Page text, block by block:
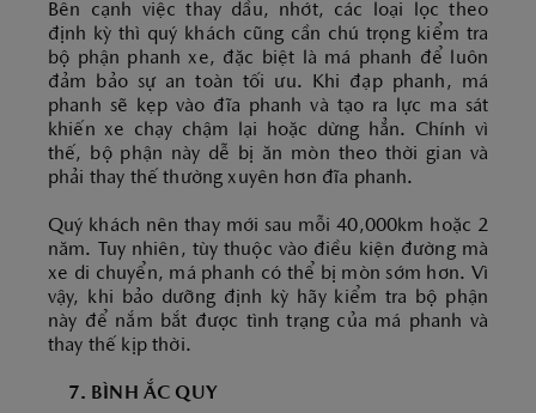
Bên cạnh việc thay dầu, nhớt, các loại lọc theo
định kỳ thì quý khách cũng cần chú trọng kiểm tra
bộ phận phanh xe, đặc biệt là má phanh để luôn
đảm bảo sự an toàn tối ưu. Khi đạp phanh, má
phanh sẽ kẹp vào đĩa phanh và tạo ra lực ma sát
khiến xe chạy chậm lại hoặc dừng hẳn. Chính vì
thế, bộ phận này dễ bị ăn mòn theo thời gian và
phải thay thế thường xuyên hơn đĩa phanh.
Quý khách nên thay mới sau mỗi 40,000km hoặc 2
năm. Tuy nhiên, tùy thuộc vào điều kiện đường mà
xe di chuyển, má phanh có thể bị mòn sớm hơn. Vì
vậy, khi bảo dưỡng định kỳ hãy kiểm tra bộ phận
này để nắm bắt được tình trạng của má phanh và
thay thế kịp thời.
7. BÌNH ẮC QUY